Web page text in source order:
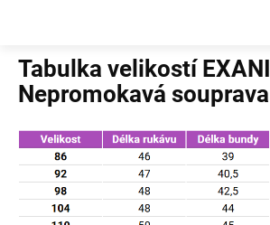
Tabulka velikostí EXANI
Nepromokavá souprava